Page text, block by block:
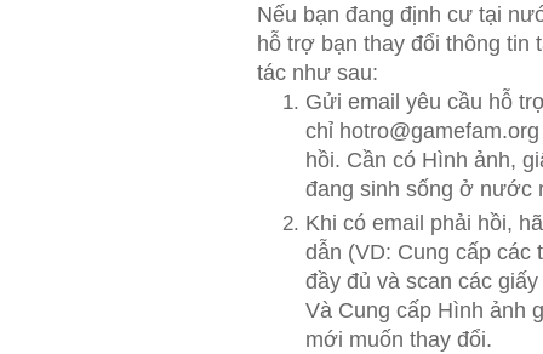
Nếu bạn đang định cư tại
hỗ trợ bạn thay đổi thông tin
tác như sau:
Gửi email yêu cầu hỗ
chỉ
hồi. Cần có Hình ảnh,
đang sinh sống ở nước
Khi có email phải hồi,
dẫn (VD: Cung cấp các
đầy đủ và scan các
Và Cung cấp Hình ảnh
mới muốn thay đổi.